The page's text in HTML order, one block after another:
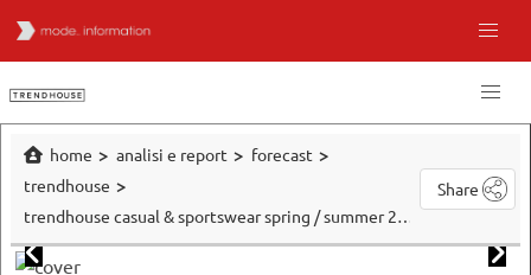
home analisi e report
forecast
trendhouse
trendhouse casual & sportswear spring / summer 2028
Share